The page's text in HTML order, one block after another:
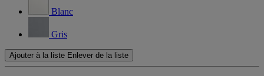
Blanc
Gris
Ajouter à la liste Enlever de la liste